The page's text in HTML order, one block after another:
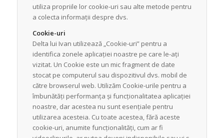
utiliza propriile lor cookie-uri sau alte metode pentru
a colecta informații despre dvs.
Cookie-uri
Delta lui Ivan utilizează „Cookie-uri” pentru a
identifica zonele aplicației noastre pe care le-ați
vizitat. Un Cookie este un mic fragment de date
stocat pe computerul sau dispozitivul dvs. mobil de
către browserul web. Utilizăm Cookie-urile pentru a
îmbunătăți performanța și funcționalitatea aplicației
noastre, dar acestea nu sunt esențiale pentru
utilizarea acesteia. Cu toate acestea, fără aceste
cookie-uri, anumite funcționalități, cum ar fi